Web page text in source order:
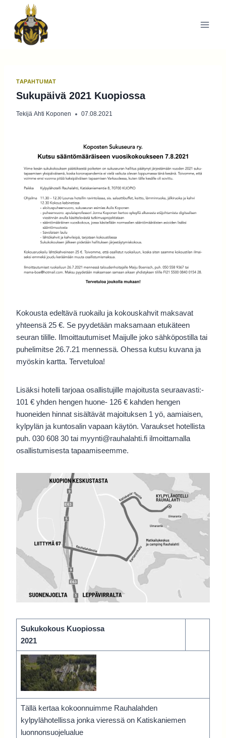
sisältöön
TAPAHTUMAT
Sukupäivä 2021 Kuopiossa
Tekijä Ahti Koponen 07.08.2021
Kokousta edeltävä ruokailu ja kokouskahvit maksavat
yhteensä 25 €. Se pyydetään maksamaan etukäteen
seuran tilille. Ilmoittautumiset Maijulle joko sähköpostilla tai
puhelimitse 26.7.21 mennessä. Ohessa kutsu kuvana ja
myöskin kartta. Tervetuloa!
Lisäksi hotelli tarjoaa osallistujille majoitusta seuraavasti:-
101 € yhden hengen huone- 126 € kahden hengen
huoneiden hinnat sisältävät majoituksen 1 yö, aamiaisen,
kylpylän ja kuntosalin vapaan käytön. Varaukset hotellista
puh. 030 608 30 tai myynti@rauhalahti.fi ilmoittamalla
osallistumisesta tapaamiseemme.
Sukukokous Kuopiossa
2021
Tällä kertaa kokoonnuimme Rauhalahden
kylpylähotellissa jonka vieressä on Katiskaniemen
luonnonsuojelualue